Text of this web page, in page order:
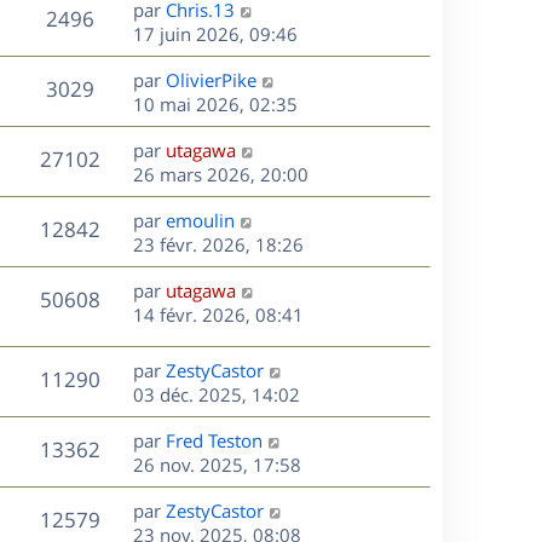
n
i
e
r
m
e
s
s
a
g
e
2496V
u
s
D
e
r
n
i
e
r
m
e
s
s
a
g
e
par Chris.13
17 juin 2026, 09:46
3029V
u
e
s
D
e
r
n
i
e
r
m
e
s
s
a
g
e
par OlivierPike
10 mai 2026, 02:35
27102V
u
e
s
D
e
r
n
i
e
r
m
e
s
s
a
g
e
par utagawa
26 mars 2026, 20:00
12842V
u
e
D
e
r
n
i
e
r
m
e
s
s
a
g
e
par emoulin
23 févr. 2026, 18:26
50608V
u
e
D
e
n
i
e
r
m
e
s
s
par utagawa
14 févr. 2026, 08:41
11290V
u
e
s
D
e
r
n
i
e
r
par ZestyCastor
03 déc. 2025, 14:02
13362V
u
D
e
r
n
i
par Fred Teston
26 nov. 2025, 17:58
12579V
D
e
par ZestyCastor
23 nov. 2025, 08:08